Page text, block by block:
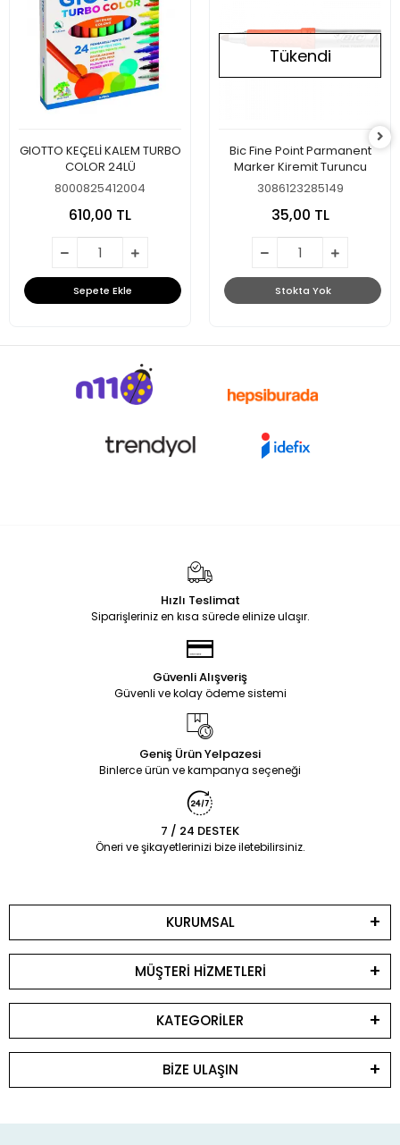
GIOTTO KEÇELİ KALEM TURBO
COLOR 24LÜ
8000825412004
610,00 TL
Sepete Ekle
Tükendi
Bic Fine Point Parmanent
Marker Kiremit Turuncu
3086123285149
35,00 TL
Stokta Yok
Hızlı Teslimat
Siparişleriniz en kısa sürede elinize ulaşır.
Güvenli Alışveriş
Güvenli ve kolay ödeme sistemi
Geniş Ürün Yelpazesi
Binlerce ürün ve kampanya seçeneği
7 / 24 DESTEK
Öneri ve şikayetlerinizi bize iletebilirsiniz.
KURUMSAL
MÜŞTERİ HİZMETLERİ
KATEGORİLER
BİZE ULAŞIN